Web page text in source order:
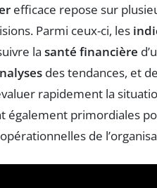
efficace repose sur
Parmi ceux-ci, les
la santé financière
des tendances, et
rapidement la
également primordiales
de